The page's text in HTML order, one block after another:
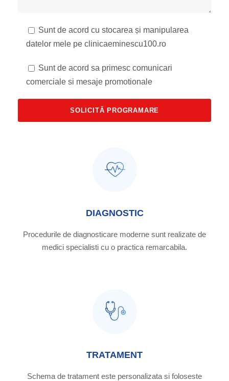
Sunt de acord cu stocarea și manipularea
datelor mele pe clinicaeminescu100.ro
Sunt de acord sa primesc comunicari
comerciale si mesaje promotionale
DIAGNOSTIC
Procedurile de diagnosticare moderne sunt realizate de
medici specialisti cu o practica remarcabila.
TRATAMENT
Schema de tratament este personalizata si foloseste